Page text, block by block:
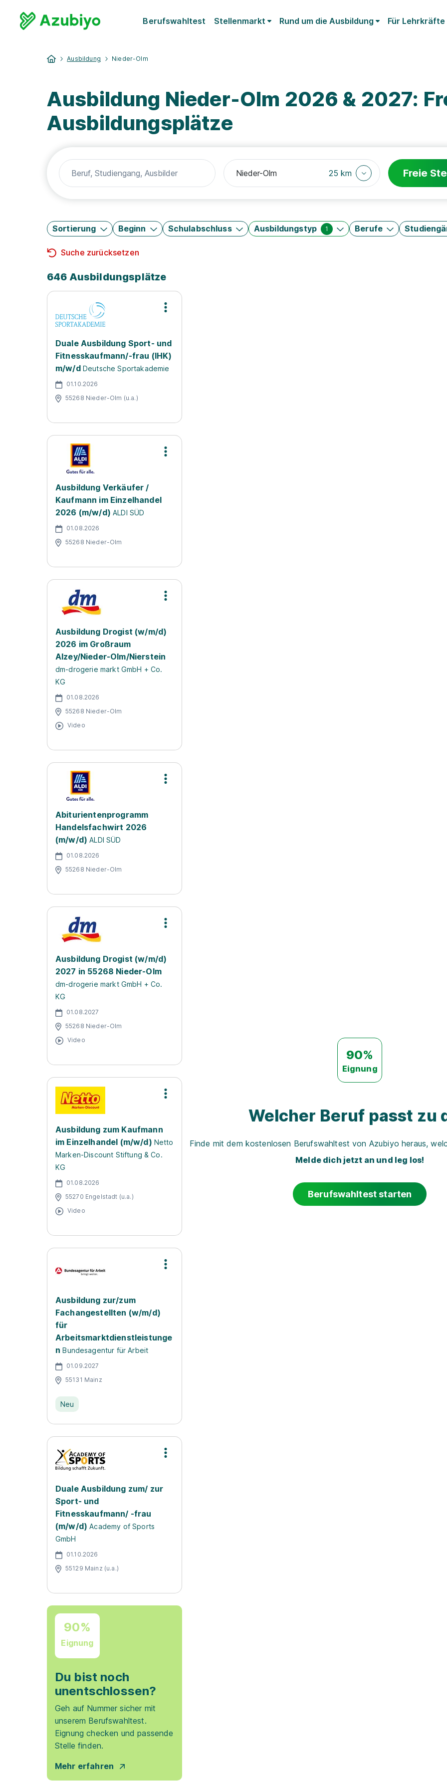
Berufswahltest Stellenmarkt Rund um die Ausbildung Für Lehrkräfte
Ausbildung Nieder-Olm
Ausbildung Nieder-Olm 2026 & 2027:
Ausbildungsplätze
25 km Freie
Sortierung Beginn Schulabschluss Ausbildungstyp 1 Berufe
Suche zurücksetzen
646 Ausbildungsplätze
Duale Ausbildung Sport- und
Fitnesskaufmann/-frau (IHK)
m/w/d Deutsche Sportakademie
01.10.2026
55268 Nieder-Olm (u.a.)
Ausbildung Verkäufer /
Kaufmann im Einzelhandel
2026 (m/w/d) ALDI SÜD
01.08.2026
55268 Nieder-Olm
Ausbildung Drogist (w/m/d)
2026 im Großraum
Alzey/Nieder-Olm/Nierstein
dm-drogerie markt GmbH + Co.
KG
01.08.2026
55268 Nieder-Olm
Video
Abiturientenprogramm
Handelsfachwirt 2026
(m/w/d) ALDI SÜD
01.08.2026
55268 Nieder-Olm
Ausbildung Drogist (w/m/d)
2027 in 55268 Nieder-Olm
dm-drogerie markt GmbH + Co.
KG
01.08.2027
55268 Nieder-Olm
Video
Ausbildung zum Kaufmann
im Einzelhandel (m/w/d) Netto
Marken-Discount Stiftung & Co.
KG
01.08.2026
55270 Engelstadt (u.a.)
Video
Ausbildung zur/zum
Fachangestellten (w/m/d)
für
Arbeitsmarktdienstleistunge
n Bundesagentur für Arbeit
01.09.2027
55131 Mainz
Neu
Duale Ausbildung zum/ zur
Sport- und
Fitnesskaufmann/ -frau
(m/w/d) Academy of Sports
GmbH
01.10.2026
55129 Mainz (u.a.)
90%
Eignung
Du bist noch
unentschlossen?
Geh auf Nummer sicher mit
unserem Berufswahltest.
Eignung checken und passende
Stelle finden.
Mehr erfahren
90%
Eignung
Welcher Beruf passt zu
Finde mit dem kostenlosen Berufswahltest von Azubiyo heraus,
Melde dich jetzt an und leg los!
Berufswahltest starten